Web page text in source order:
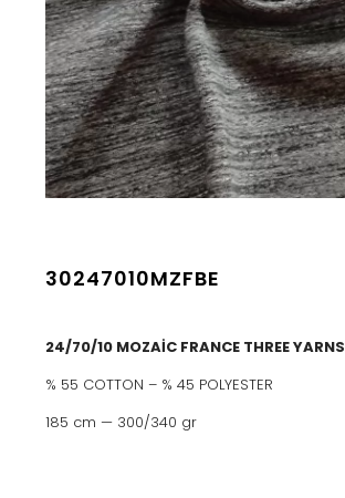
30247010MZFBE
24/70/10 MOZAİC FRANCE THREE YARNS
% 55 COTTON – % 45 POLYESTER
185 cm — 300/340 gr